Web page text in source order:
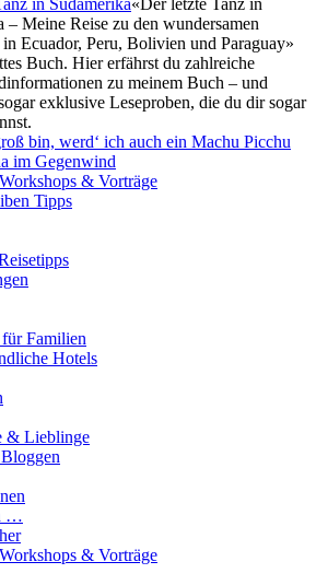
– Meine Reise zu den wundersamen
Ecuador, Peru, Bolivien und Paraguay»
Buch. Hier erfährst du zahlreiche
zu meinem Buch – und
exklusive Leseproben, die du dir sogar
bin, werd‘ ich auch ein Machu Picchu
im Gegenwind
& Vorträge
Tipps
Familien
Hotels
& Lieblinge
…
& Vorträge